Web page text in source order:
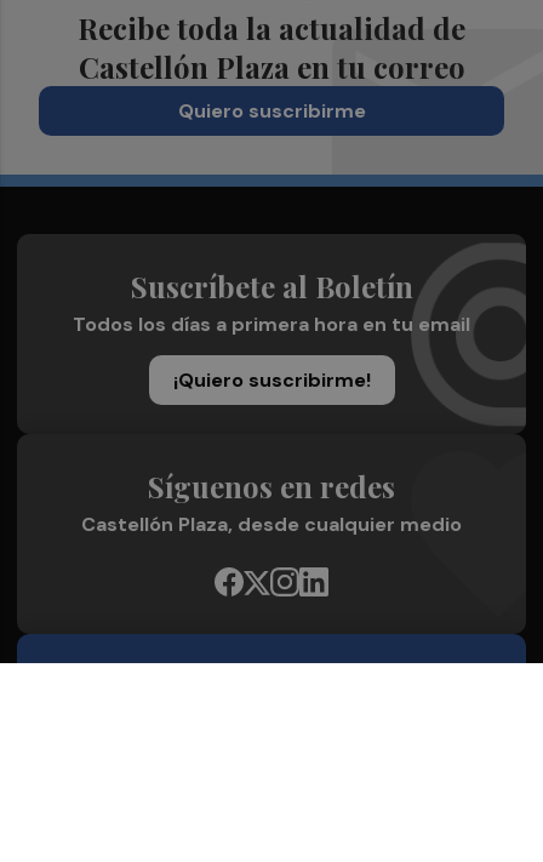
Recibe toda la actualidad de
Castellón Plaza en tu correo
Quiero suscribirme
Suscríbete al Boletín
Todos los días a primera hora en tu email
¡Quiero suscribirme!
Síguenos en redes
Castellón Plaza, desde cualquier medio